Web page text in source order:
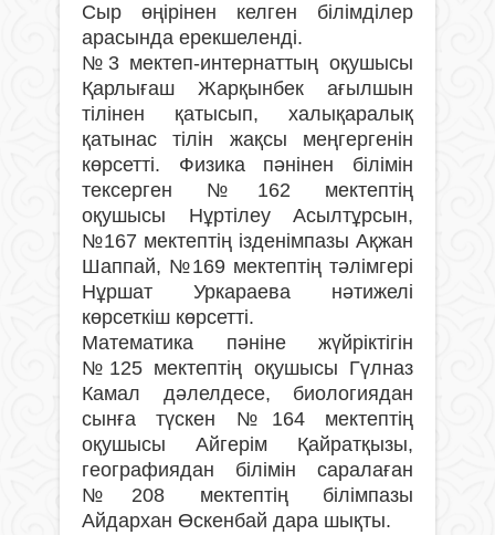
Сыр өңірінен келген білімділер
арасында ерекшеленді.
№3 мектеп-интернаттың оқушысы
Қарлығаш Жарқынбек ағылшын
тілінен қатысып, халықаралық
қатынас тілін жақсы меңгергенін
көрсетті. Физика пәнінен білімін
тексерген №162 мектептің
оқушысы Нұртілеу Асылтұрсын,
№167 мектептің ізденімпазы Ақжан
Шаппай, №169 мектептің тәлімгері
Нұршат Уркараева нәтижелі
көрсеткіш көрсетті.
Математика пәніне жүйріктігін
№125 мектептің оқушысы Гүлназ
Камал дәлелдесе, биологиядан
сынға түскен №164 мектептің
оқушысы Айгерім Қайратқызы,
географиядан білімін саралаған
№208 мектептің білімпазы
Айдархан Өскенбай дара шықты.